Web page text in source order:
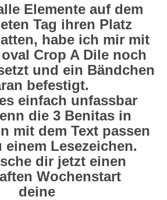
Elemente auf dem
Tag ihren Platz
habe ich mir mit
Crop A Dile noch
und ein Bändchen
befestigt.
einfach unfassbar
die 3 Benitas in
mit dem Text passen
einem Lesezeichen.
dir jetzt einen
Wochenstart
deine